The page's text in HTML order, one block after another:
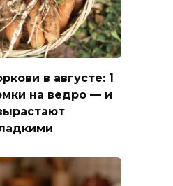
в августе: 1
на ведро — и